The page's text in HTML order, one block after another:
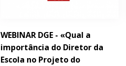
WEBINAR DGE - «Qual a
importância do Diretor da
Escola no Projeto do